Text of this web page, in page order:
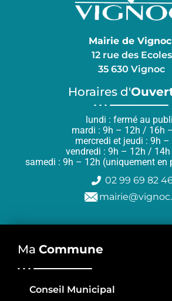
Mairie de Vignoc
12 rue des Ecoles
35 630 Vignoc
Horaires d'
lundi : fermé au
mardi : 9h – 12h / 16h
mercredi et jeudi : 9h –
vendredi : 9h – 12h /
samedi : 9h – 12h (uniquement en
02 99 69 82
Ma Commune
Conseil Municipal